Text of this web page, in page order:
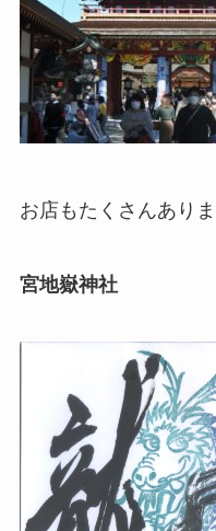
お店もたくさんありま
宮地嶽神社